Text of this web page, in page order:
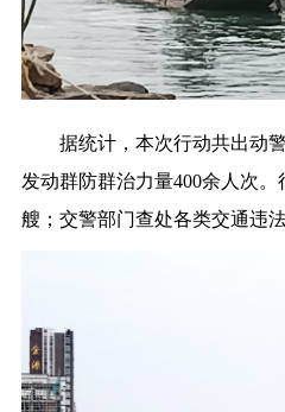
据统计，本次行动共出动警
发动群防群治力量400余人次
艘；交警部门查处各类交通违法